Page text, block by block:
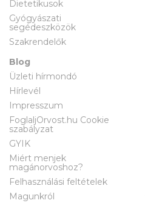
Dietetikusok
Gyógyászati
segédeszközök
Szakrendelők
Blog
Üzleti hírmondó
Hírlevél
Impresszum
FoglaljOrvost.hu Cookie
szabályzat
GYIK
Miért menjek
magánorvoshoz?
Felhasználási feltételek
Magunkról